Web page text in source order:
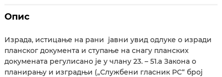
Опис
Израда, истицање на рани јавни увид одлуке о изради
планског документа и ступање на снагу планских
докумената регулисано је у члану 23. – 51.а Закона о
планирању и изградњи („Службени гласник РС“ број